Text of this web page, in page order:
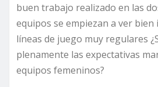
buen trabajo realizado en las
equipos se empiezan a ver bien
líneas de juego muy regulares
plenamente las expectativas
equipos femeninos?